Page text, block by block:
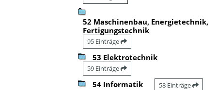
52 Maschinenbau, Energietechnik,
Fertigungstechnik
95 Einträge
53 Elektrotechnik
59 Einträge
54 Informatik 58 Einträge